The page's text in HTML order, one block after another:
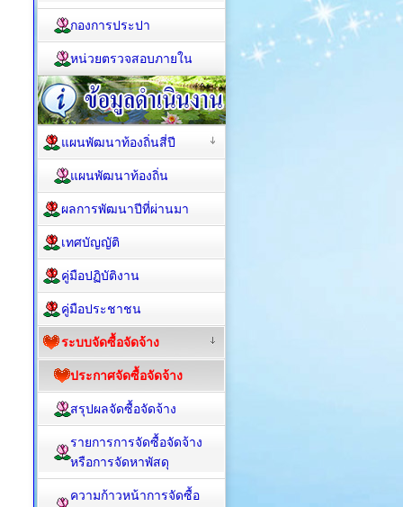
กองการประปา
หน่วยตรวจสอบภายใน
แผนพัฒนาท้องถิ่นสี่ปี
แผนพัฒนาท้องถิ่น
ผลการพัฒนาปีที่ผ่านมา
เทศบัญญัติ
คู่มือปฏิบัติงาน
คู่มือประชาชน
ระบบจัดซื้อจัดจ้าง
ประกาศจัดซื้อจัดจ้าง
สรุปผลจัดซื้อจัดจ้าง
รายการการจัดซื้อจัดจ้าง
หรือการจัดหาพัสดุ
ความก้าวหน้าการจัดซื้อ